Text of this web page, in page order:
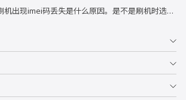
出现imei码丢失是什么原因。是不是刷机时选择了格式化